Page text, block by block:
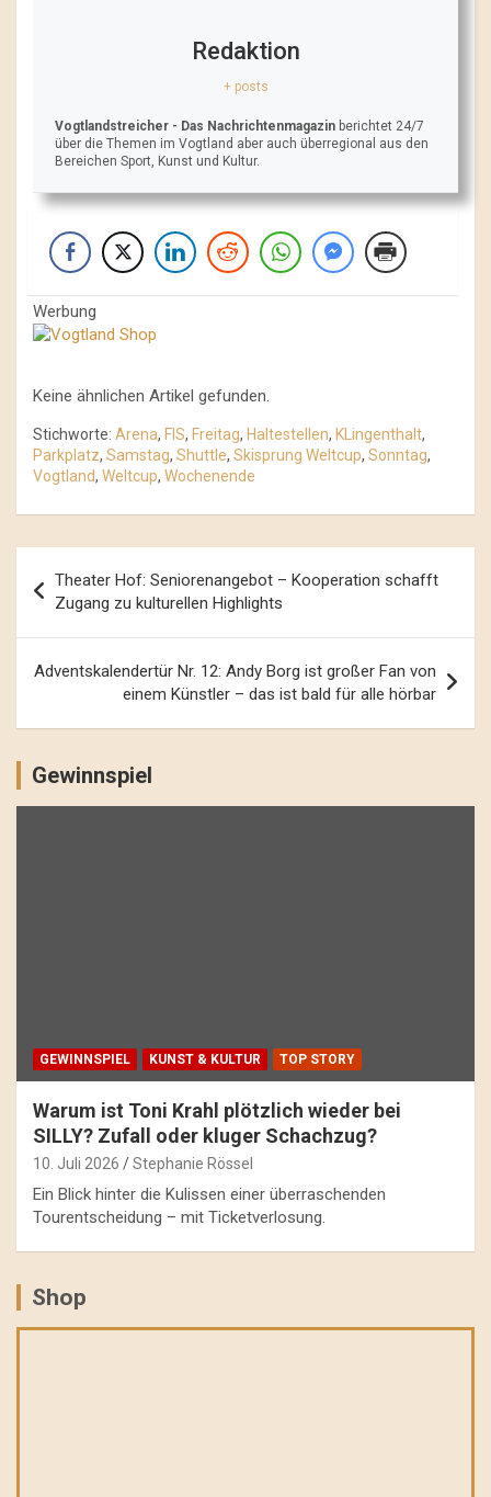
Redaktion
+ posts
Vogtlandstreicher - Das Nachrichtenmagazin berichtet 24/7
über die Themen im Vogtland aber auch überregional aus den
Bereichen Sport, Kunst und Kultur.
Werbung
Keine ähnlichen Artikel gefunden.
Stichworte: Arena, FIS, Freitag, Haltestellen, KLingenthalt,
Parkplatz, Samstag, Shuttle, Skisprung Weltcup, Sonntag,
Vogtland, Weltcup, Wochenende
Navigation
Theater Hof: Seniorenangebot – Kooperation schafft
Zugang zu kulturellen Highlights
Adventskalendertür Nr. 12: Andy Borg ist großer Fan von
einem Künstler – das ist bald für alle hörbar
Gewinnspiel
GEWINNSPIEL KUNST & KULTUR TOP STORY
Warum ist Toni Krahl plötzlich wieder bei
SILLY? Zufall oder kluger Schachzug?
10. Juli 2026 Stephanie Rössel
Ein Blick hinter die Kulissen einer überraschenden
Tourentscheidung – mit Ticketverlosung.
Shop